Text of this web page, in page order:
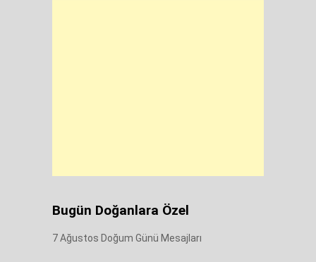
Bugün Doğanlara Özel
7 Ağustos Doğum Günü Mesajları